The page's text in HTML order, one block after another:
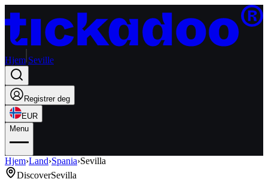
Hjem Seville
Registrer deg
EUR
Menu
Hjem›Land›Spania›Sevilla
DiscoverSevilla